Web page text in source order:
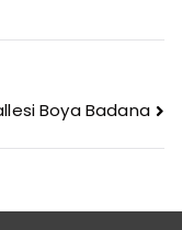
Boya Badana